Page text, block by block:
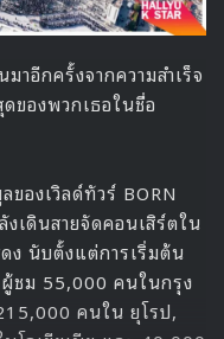
าอีกครั้งจากความสำเร็จ
ของพวกเธอในชื่อ
องเวิลด์ทัวร์ BORN
เดินสายจัดคอนเสิร์ตใน
ง นับตั้งแต่การเริ่มต้น
ชม 55,000 คนในกรุง
คนใน ยุโรป,